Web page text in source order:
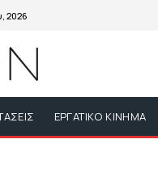
2026
ΕΡΓΑΤΙΚΟ ΚΙΝΗΜΑ